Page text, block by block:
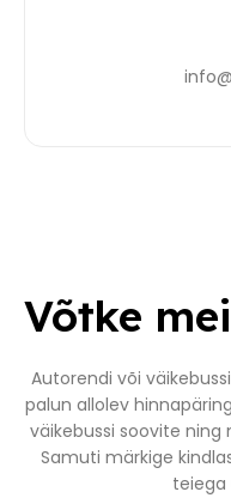
Võtke
Autorendi või
palun allolev
väikebussi soovite
Samuti märkige